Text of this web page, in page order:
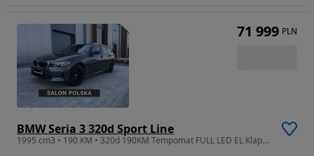
BMW Seria 3 320d Sport Line
1995 cm3 • 190 KM • 320d 190KM Tempomat FULL LED EL Klapa Alufelgi 19 Salon Polska VAT.23%
71 999 PLN